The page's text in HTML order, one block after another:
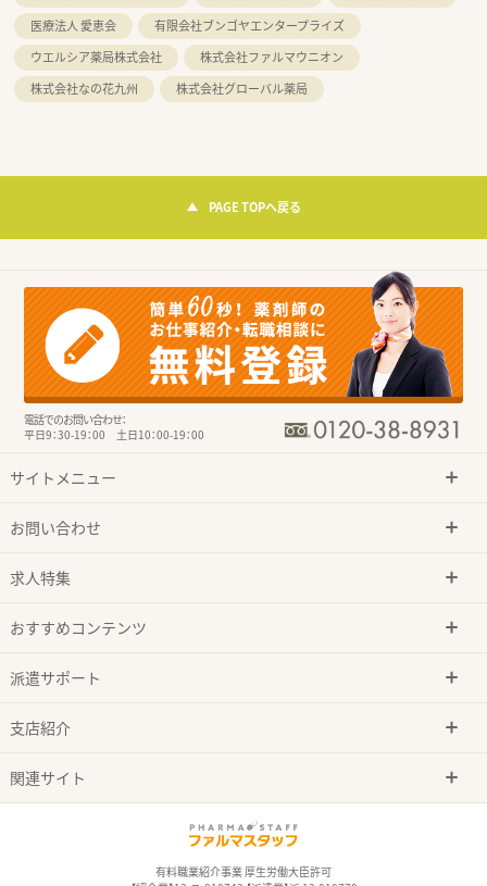
医療法人 愛恵会
有限会社ブンゴヤエンタープライズ
ウエルシア薬局株式会社
株式会社ファルマウニオン
株式会社なの花九州
株式会社グローバル薬局
PAGE TOPへ戻る
電話でのお問い合わせ：
平日9：30-19：00 土日10：00-19：00
サイトメニュー
お問い合わせ
求人特集
おすすめコンテンツ
派遣サポート
支店紹介
関連サイト
有料職業紹介事業 厚生労働大臣許可